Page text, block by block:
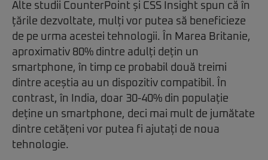
Alte studii CounterPoint și CSS Insight spun că în
țările dezvoltate, mulți vor putea să beneficieze
de pe urma acestei tehnologii. În Marea Britanie,
aproximativ 80% dintre adulți dețin un
smartphone, în timp ce probabil două treimi
dintre aceștia au un dispozitiv compatibil. În
contrast, în India, doar 30-40% din populație
deține un smartphone, deci mai mult de jumătate
dintre cetățeni vor putea fi ajutați de noua
tehnologie.